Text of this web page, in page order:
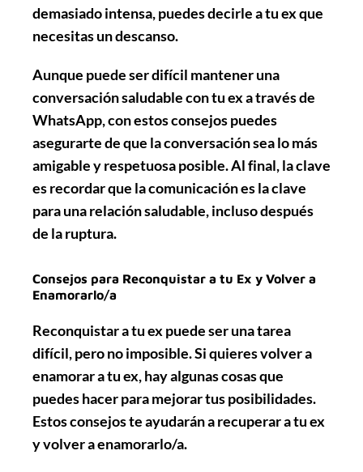
demasiado intensa, puedes decirle a tu ex que
necesitas un descanso.
Aunque puede ser difícil mantener una
conversación saludable con tu ex a través de
WhatsApp, con estos consejos puedes
asegurarte de que la conversación sea lo más
amigable y respetuosa posible. Al final, la clave
es recordar que la comunicación es la clave
para una relación saludable, incluso después
de la ruptura.
Consejos para Reconquistar a tu Ex y Volver a
Enamorarlo/a
Reconquistar a tu ex puede ser una tarea
difícil, pero no imposible. Si quieres volver a
enamorar a tu ex, hay algunas cosas que
puedes hacer para mejorar tus posibilidades.
Estos consejos te ayudarán a recuperar a tu ex
y volver a enamorarlo/a.